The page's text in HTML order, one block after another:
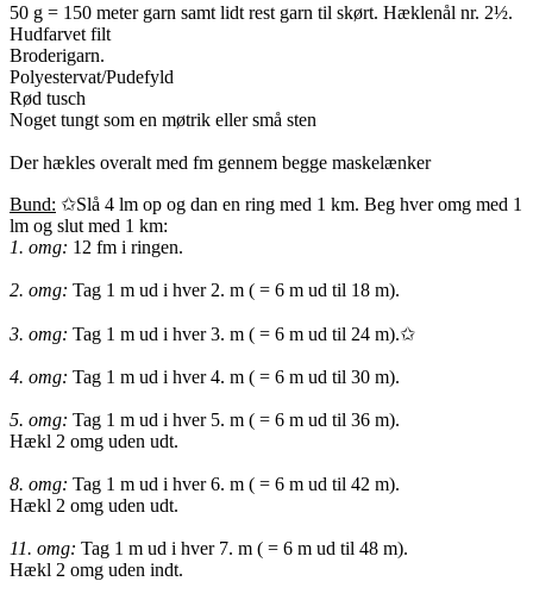
50 g = 150 meter garn samt lidt rest garn til skørt. Hæklenål nr. 2½.
Hudfarvet filt
Broderigarn.
Polyestervat/Pudefyld
Rød tusch
Noget tungt som en møtrik eller små sten
Der hækles overalt med fm gennem begge maskelænker
Bund: ✩Slå 4 lm op og dan en ring med 1 km. Beg hver omg med 1
lm og slut med 1 km:
1. omg: 12 fm i ringen.
2. omg: Tag 1 m ud i hver 2. m ( = 6 m ud til 18 m).
3. omg: Tag 1 m ud i hver 3. m ( = 6 m ud til 24 m).✩
4. omg: Tag 1 m ud i hver 4. m ( = 6 m ud til 30 m).
5. omg: Tag 1 m ud i hver 5. m ( = 6 m ud til 36 m).
Hækl 2 omg uden udt.
8. omg: Tag 1 m ud i hver 6. m ( = 6 m ud til 42 m).
Hækl 2 omg uden udt.
11. omg: Tag 1 m ud i hver 7. m ( = 6 m ud til 48 m).
Hækl 2 omg uden indt.